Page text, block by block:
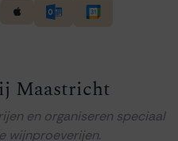
Maastricht
en organiseren speciaal
wijnproeverijen.